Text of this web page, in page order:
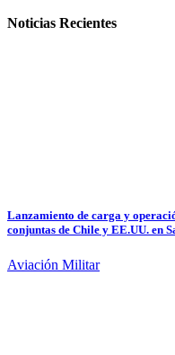
Noticias Recientes
Lanzamiento de carga y
conjuntas de Chile y EE.UU. en
Aviación Militar